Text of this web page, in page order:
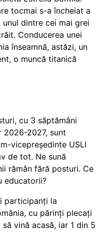
tocmai s-a încheiat a
dintre cei mai grei
Conducerea unei
înseamnă, astăzi, un
o muncă titanică
cu 3 săptămâni
2026-2027, sunt
vicepreședinte USLI
de tot. Ne sună
rămân fără posturi. Ce
educatorii?
participanți la
cu părinți plecați
vină acasă, iar 1 din 5